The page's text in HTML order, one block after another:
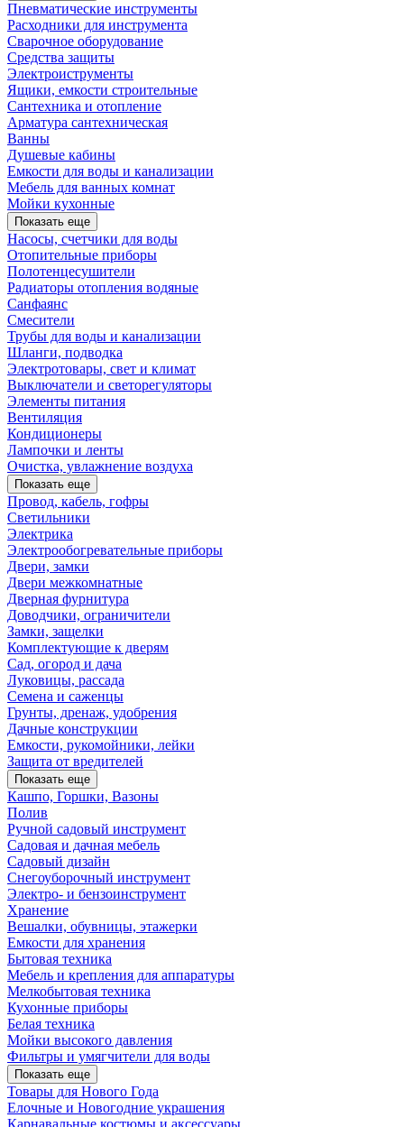
Пневматические инструменты
Расходники для инструмента
Сварочное оборудование
Средства защиты
Электроиструменты
Ящики, емкости строительные
Сантехника и отопление
Арматура сантехническая
Ванны
Душевые кабины
Емкости для воды и канализации
Мебель для ванных комнат
Мойки кухонные
Показать еще
Насосы, счетчики для воды
Отопительные приборы
Полотенцесушители
Радиаторы отопления водяные
Санфаянс
Смесители
Трубы для воды и канализации
Шланги, подводка
Электротовары, свет и климат
Выключатели и светорегуляторы
Элементы питания
Вентиляция
Кондиционеры
Лампочки и ленты
Очистка, увлажнение воздуха
Показать еще
Провод, кабель, гофры
Светильники
Электрика
Электрообогревательные приборы
Двери, замки
Двери межкомнатные
Дверная фурнитура
Доводчики, ограничители
Замки, защелки
Комплектующие к дверям
Сад, огород и дача
Луковицы, рассада
Семена и саженцы
Грунты, дренаж, удобрения
Дачные конструкции
Емкости, рукомойники, лейки
Защита от вредителей
Показать еще
Кашпо, Горшки, Вазоны
Полив
Ручной садовый инструмент
Садовая и дачная мебель
Садовый дизайн
Снегоуборочный инструмент
Электро- и бензоинструмент
Хранение
Вешалки, обувницы, этажерки
Емкости для хранения
Бытовая техника
Мебель и крепления для аппаратуры
Мелкобытовая техника
Кухонные приборы
Белая техника
Мойки высокого давления
Фильтры и умягчители для воды
Показать еще
Товары для Нового Года
Елочные и Новогодние украшения
Карнавальные костюмы и аксессуары